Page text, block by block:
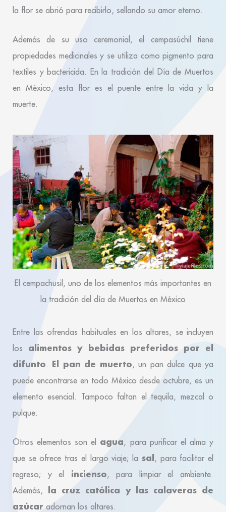
la flor se abrió para recibirlo, sellando su amor eterno.
Además de su uso ceremonial, el cempasúchil tiene
propiedades medicinales y se utiliza como pigmento para
textiles y bactericida. En la tradición del Día de Muertos
en México, esta flor es el puente entre la vida y la
muerte.
El cempachusil, uno de los elementos más importantes en
la tradición del día de Muertos en México
Entre las ofrendas habituales en los altares, se incluyen
los alimentos y bebidas preferidos por el
difunto. El pan de muerto, un pan dulce que ya
puede encontrarse en todo México desde octubre, es un
elemento esencial. Tampoco faltan el tequila, mezcal o
pulque.
Otros elementos son el agua, para purificar el alma y
que se ofrece tras el largo viaje; la sal , para facilitar el
regreso; y el incienso, para limpiar el ambiente.
Además,
la cruz católica y las calaveras de
azúcar adornan los altares.